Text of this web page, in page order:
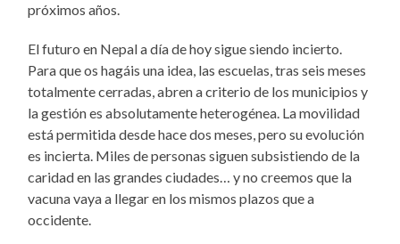
próximos años.
El futuro en Nepal a día de hoy sigue siendo incierto.
Para que os hagáis una idea, las escuelas, tras seis meses
totalmente cerradas, abren a criterio de los municipios y
la gestión es absolutamente heterogénea. La movilidad
está permitida desde hace dos meses, pero su evolución
es incierta. Miles de personas siguen subsistiendo de la
caridad en las grandes ciudades… y no creemos que la
vacuna vaya a llegar en los mismos plazos que a
occidente.